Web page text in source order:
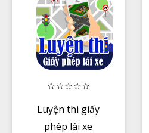
Luyện thi giấy
phép lái xe